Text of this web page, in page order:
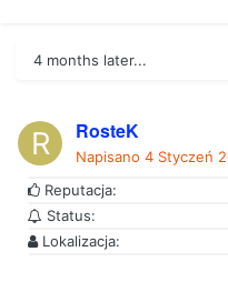
4 months later...
RosteK
Napisano 4 Styczeń
Reputacja:
Status:
Lokalizacja: